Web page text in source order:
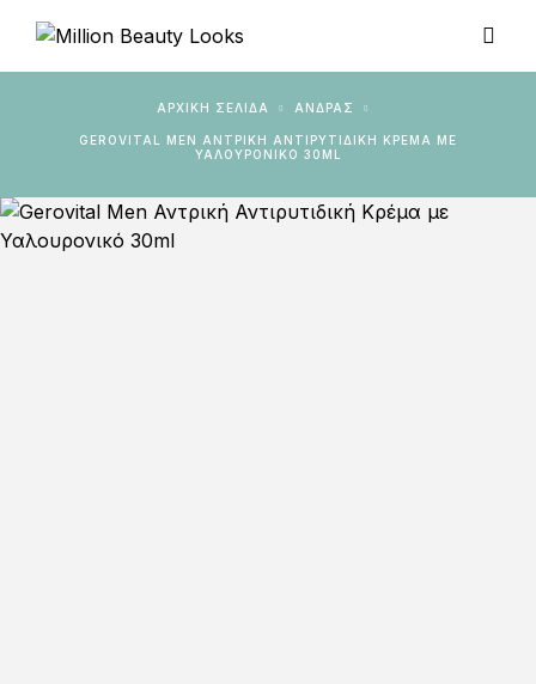
ΑΡΧΙΚΉ ΣΕΛΊΔΑ ΆΝΔΡΑΣ
GEROVITAL MEN ΑΝΤΡΙΚΉ ΑΝΤΙΡΥΤΙΔΙΚΉ ΚΡΈΜΑ ΜΕ
ΥΑΛΟΥΡΟΝΙΚΌ 30ML